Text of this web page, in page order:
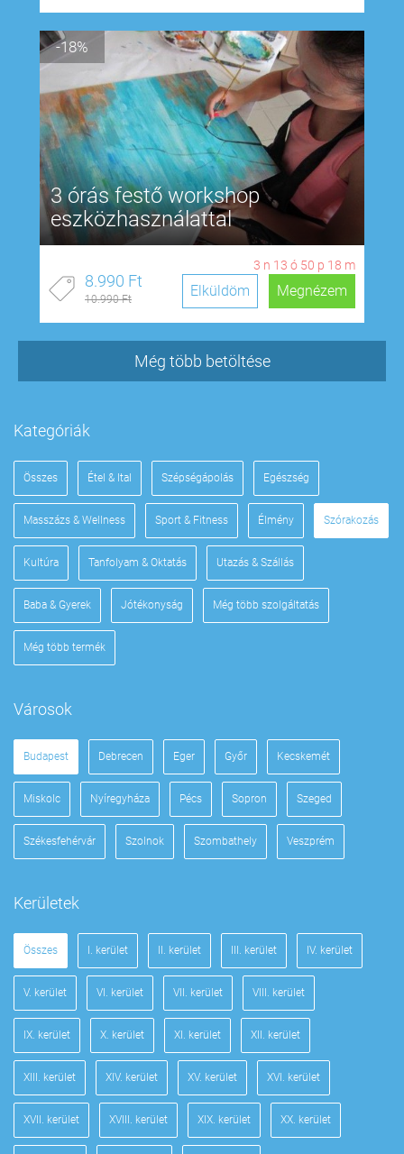
-18%
3 órás festő workshop
eszközhasználattal
3 n 13 ó 50 p 17 m
8.990 Ft
10.990 Ft Megnézem
Elküldöm
Még több betöltése
Kategóriák
Összes Étel & Ital Szépségápolás Egészség
Masszázs & Wellness Sport & Fitness Élmény Szórakozás
Kultúra Tanfolyam & Oktatás Utazás & Szállás
Baba & Gyerek Jótékonyság Még több szolgáltatás
Még több termék
Városok
Budapest Debrecen Eger Győr Kecskemét
Miskolc Nyíregyháza Pécs Sopron Szeged
Székesfehérvár Szolnok Szombathely Veszprém
Kerületek
Összes I. kerület II. kerület III. kerület IV. kerület
V. kerület VI. kerület VII. kerület VIII. kerület
IX. kerület X. kerület XI. kerület XII. kerület
XIII. kerület XIV. kerület XV. kerület XVI. kerület
XVII. kerület XVIII. kerület XIX. kerület XX. kerület